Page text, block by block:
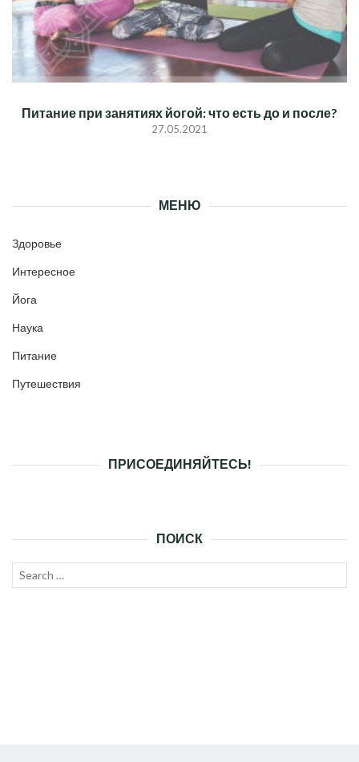
Питание при занятиях йогой: что есть до и после?
27.05.2021
МЕНЮ
Здоровье
Интересное
Йога
Наука
Питание
Путешествия
ПРИСОЕДИНЯЙТЕСЬ!
ПОИСК
Search